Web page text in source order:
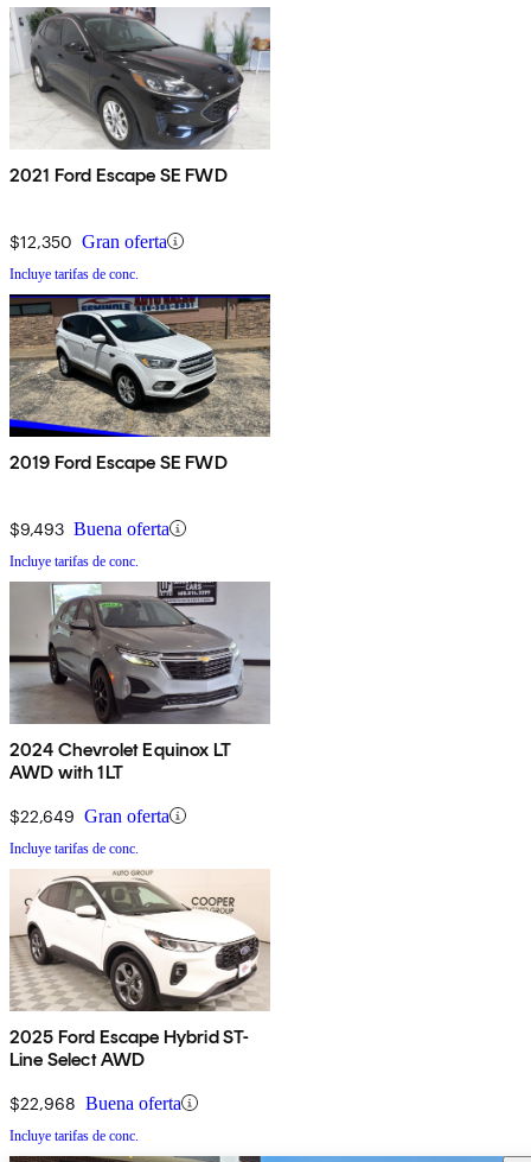
2021 Ford Escape SE FWD
$12,350 Gran oferta
Incluye tarifas de conc.
2019 Ford Escape SE FWD
$9,493 Buena oferta
Incluye tarifas de conc.
2024 Chevrolet Equinox LT
AWD with 1LT
$22,649 Gran oferta
Incluye tarifas de conc.
2025 Ford Escape Hybrid ST-
Line Select AWD
$22,968 Buena oferta
Incluye tarifas de conc.